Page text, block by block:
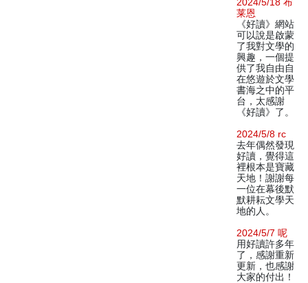
莱恩
《好讀》網站
可以說是啟蒙
了我對文學的
興趣，一個提
供了我自由自
在悠遊於文學
書海之中的平
台，太感謝
《好讀》了。
2024/5/8 rc
去年偶然發現
好讀，覺得這
裡根本是寶藏
天地！謝謝每
一位在幕後默
默耕耘文學天
地的人。
2024/5/7 呢
用好讀許多年
了，感謝重新
更新，也感謝
大家的付出！